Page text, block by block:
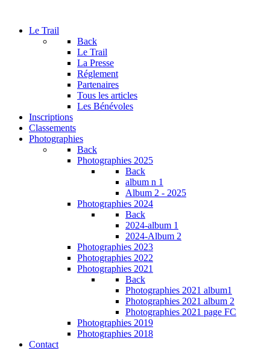
Le Trail
Back
Le Trail
La Presse
Réglement
Partenaires
Tous les articles
Les Bénévoles
Inscriptions
Classements
Photographies
Back
Photographies 2025
Back
album n 1
Album 2 - 2025
Photographies 2024
Back
2024-album 1
2024-Album 2
Photographies 2023
Photographies 2022
Photographies 2021
Back
Photographies 2021 album1
Photographies 2021 album 2
Photographies 2021 page FC
Photographies 2019
Photographies 2018
Contact